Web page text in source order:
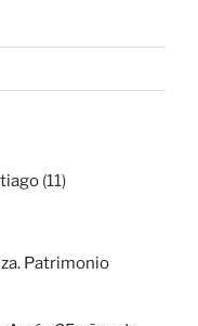
(11)
Patrimonio